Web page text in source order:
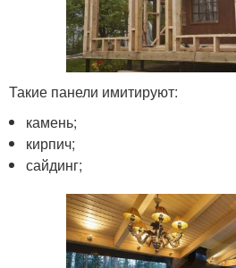
Такие панели имитируют:
камень;
кирпич;
сайдинг;